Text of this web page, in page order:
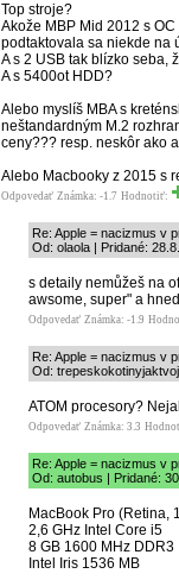
Top stroje?
Akože MBP Mid 2012 s
podtaktovala sa niekde na
A s 2 USB tak blízko seba,
A s 5400ot HDD?
Alebo myslíš MBA s
neštandardným M.2
ceny??? resp. neskôr ako
Alebo Macbooky z 2015 s
Odpovedať Známka: -1.7 Hodnotiť:
Re: Apple = nacizmus v
Od: olaola | Pridané:
s detaily nemůžeš na
awsome, super" a
Odpovedať Známka: -1.9
Re: Apple = nacizmus v
Od:
ATOM procesory?
Odpovedať Známka: 3.3
Re: Apple = nacizmus v
Od: autobus | Pridané:
MacBook Pro (Retina,
2,6 GHz Intel Core i5
8 GB 1600 MHz DDR3
Intel Iris 1536 MB